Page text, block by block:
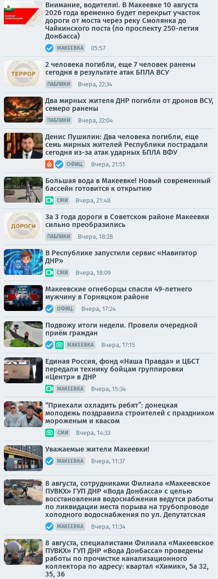
Внимание, водители!. В Макеевке 10 августа
2026 года временно будет перекрыт участок
дороги от моста через реку Смолянка до
Чайкинского поста (по проспекту 250-летия
Донбасса)
МАКЕЕВКА 05:57
2 человека погибли, еще 7 человек ранены
сегодня в результате атак БПЛА ВСУ
ПАБЛИКИ Вчера, 22:34
Два мирных жителя ДНР погибли от дронов ВСУ,
семеро ранены
ПАБЛИКИ Вчера, 22:04
Денис Пушилин: Два человека погибли, еще
семь мирных жителей Республики пострадали
сегодня из-за атак ударных БПЛА ВФУ
ОФИЦ. Вчера, 21:51
Большая вода в Макеевке! Новый современный
бассейн готовится к открытию
СМИ Вчера, 21:48
За 3 года дороги в Советском районе Макеевки
сильно преобразились
ПАБЛИКИ Вчера, 18:28
В Республике запустили сервис «Навигатор
ДНР»
СМИ Вчера, 18:09
Макеевские огнеборцы спасли 49-летнего
мужчину в Горняцком районе
ОФИЦ. Вчера, 17:24
Подвожу итоги недели. Провели очередной
приём граждан
МАКЕЕВКА Вчера, 17:15
Единая Россия, фонд «Наша Правда» и ЦБСТ
передали технику бойцам группировки
«Центр» в ДНР
МАКЕЕВКА Вчера, 15:34
“Приехали охладить ребят”: донецкая
молодежь поздравила строителей с праздником
мороженым и квасом
СМИ Вчера, 14:33
Уважаемые жители Макеевки!
МАКЕЕВКА Вчера, 11:37
8 августа, сотрудниками Филиала «Макеевское
ПУВКХ» ГУП ДНР «Вода Донбасса» с целью
восстановления водоснабжения ведутся работы
по ликвидации места порыва на трубопроводе
холодного водоснабжения по ул. Депутатская
МАКЕЕВКА Вчера, 11:34
8 августа, специалистами Филиала «Макеевское
ПУВКХ» ГУП ДНР «Вода Донбасса» проведены
работы по прочистке канализационного
коллектора по адресу: квартал «Химик», 5а 32,
35, 36